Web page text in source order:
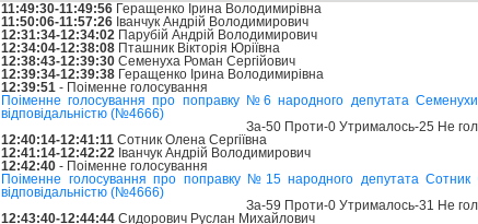
11:49:30-11:49:56 Геращенко Ірина Володимирівна
11:50:06-11:57:26 Іванчук Андрій Володимирович
12:31:34-12:34:02 Парубій Андрій Володимирович
12:34:04-12:38:08 Пташник Вікторія Юріївна
12:38:43-12:39:30 Семенуха Роман Сергійович
12:39:34-12:39:38 Геращенко Ірина Володимирівна
12:39:51 - Поіменне голосування
Поіменне голосування про поправку №6 народного депутата
відповідальністю (№4666)
За-50 Проти-0 Утрималось-25 Не
12:40:14-12:41:11 Сотник Олена Сергіївна
12:41:14-12:42:22 Іванчук Андрій Володимирович
12:42:40 - Поіменне голосування
Поіменне голосування про поправку №15 народного депутата
відповідальністю (№4666)
За-59 Проти-0 Утрималось-31 Не
12:43:40-12:44:44 Сидорович Руслан Михайлович